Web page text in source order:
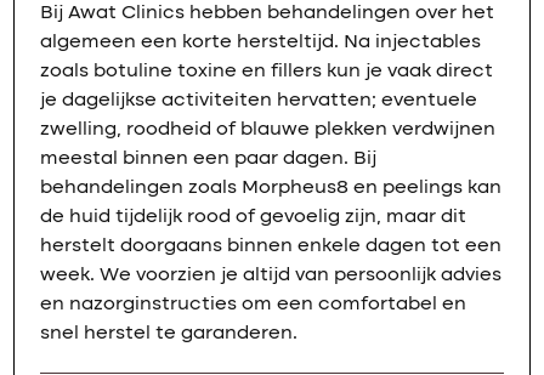
Bij Awat Clinics hebben behandelingen over het
algemeen een korte hersteltijd. Na injectables
zoals botuline toxine en fillers kun je vaak direct
je dagelijkse activiteiten hervatten; eventuele
zwelling, roodheid of blauwe plekken verdwijnen
meestal binnen een paar dagen. Bij
behandelingen zoals Morpheus8 en peelings kan
de huid tijdelijk rood of gevoelig zijn, maar dit
herstelt doorgaans binnen enkele dagen tot een
week. We voorzien je altijd van persoonlijk advies
en nazorginstructies om een comfortabel en
snel herstel te garanderen.